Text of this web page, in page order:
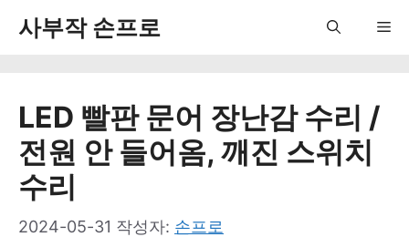
사부작 손프로
LED 빨판 문어 장난감 수리 /
전원 안 들어옴, 깨진 스위치
수리
2024-05-31 작성자: 손프로